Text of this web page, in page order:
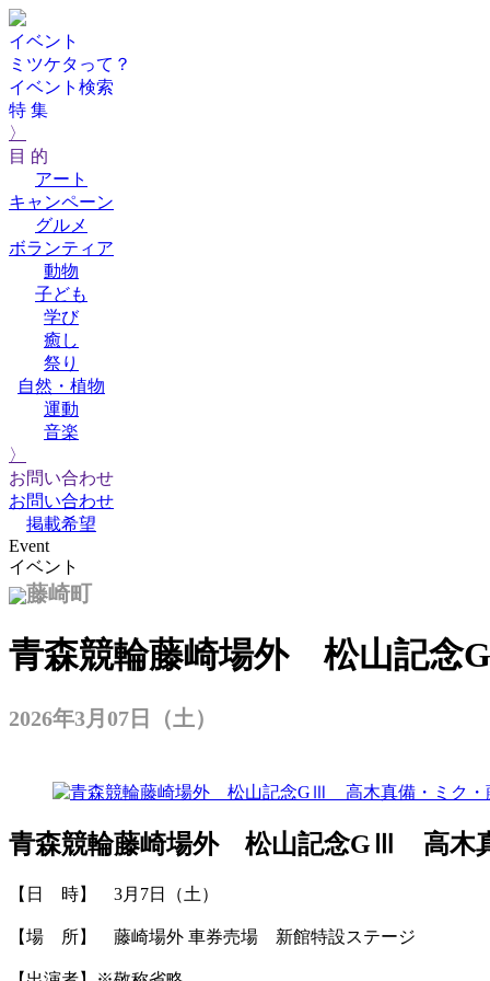
イベント
ミツケタって？
イベント検索
特 集
〉
目 的
アート
キャンペーン
グルメ
ボランティア
動物
子ども
学び
癒し
祭り
自然・植物
運動
音楽
〉
お問い合わせ
お問い合わせ
掲載希望
Event
イベント
藤崎町
青森競輪藤崎場外 松山記念
2026年3月07日（土）
青森競輪藤崎場外 松山記念GⅢ 高木
【日 時】 3月7日（土）
【場 所】 藤崎場外 車券売場 新館特設ステージ